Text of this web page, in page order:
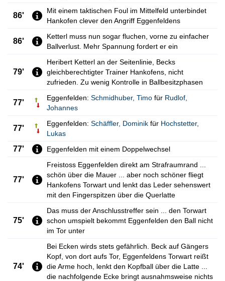
86'
Mit einem taktischen Foul im Mittelfeld unterbindet
Hankofen clever den Angriff Eggenfeldens
86'
Ketterl muss nun sogar fluchen, vorne zu einfacher
Ballverlust. Mehr Spannung fordert er ein
79'
Heribert Ketterl an der Seitenlinie, Becks
gleichberechtigter Trainer Hankofens, nicht
zufrieden. Zu wenig Kontrolle in Ballbesitzphasen
77'
Eggenfelden: Schmidhuber, Timo für Rudlof
Johannes
77'
Eggenfelden: Schäffler, Dominik für Hochstetter,
Lukas
77' Eggenfelden mit einem Doppelwechsel
77'
Freistoss Eggenfelden direkt am Strafraumrand ...
schön über die Mauer ... aber noch schöner fliegt
Hankofens Torwart und lenkt das Leder sehenswert
mit den Fingerspitzen über die Querlatte
75'
Das muss der Anschlusstreffer sein ... den Torwart
schon umspielt bekommt Eggenfelden den Ball nicht
im Tor unter
74'
Bei Ecken wirds stets gefährlich. Beck auf Gängers
Kopf, von dort aufs Tor, Eggenfeldens Torwart reißt
die Arme hoch, lenkt den Kopfball über die Latte ...
die nachfolgende Ecke bringt ausnahmsweise nichts